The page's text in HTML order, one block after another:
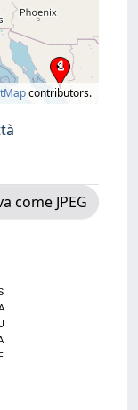
contributors.
come JPEG